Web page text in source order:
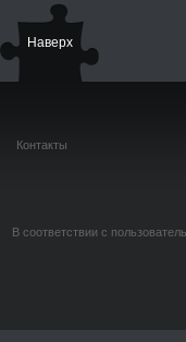
Наверх
Контакты
В соответствии с